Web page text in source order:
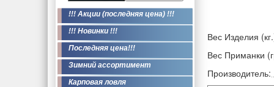
!!! Акции (последняя цена) !!!
!!! Новинки !!!
Последняя цена!!!
Зимний ассортимент
Карповая ловля
Вес Изделия
Вес Приманки
Производитель: